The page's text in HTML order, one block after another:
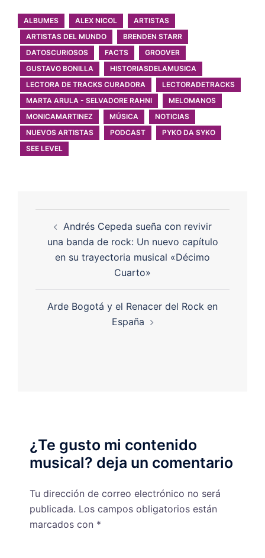
ALBUMES ALEX NICOL
ARTISTAS
ARTISTAS DEL MUNDO
BRENDEN STARR
DATOSCURIOSOS
FACTS
GROOVER
GUSTAVO BONILLA
HISTORIASDELAMUSICA
LECTORA DE TRACKS CURADORA
LECTORADETRACKS
MARTA ARULA - SELVADORE RAHNI
MELOMANOS
MONICAMARTINEZ
MÚSICA
NOTICIAS
NUEVOS ARTISTAS
PODCAST
PYKO DA SYKO
SEE LEVEL
Andrés Cepeda sueña con revivir
una banda de rock: Un nuevo capítulo
en su trayectoria musical «Décimo
Cuarto»
Arde Bogotá y el Renacer del Rock en
España
¿Te gusto mi contenido
musical? deja un comentario
Tu dirección de correo electrónico no será
publicada. Los campos obligatorios están
marcados con *